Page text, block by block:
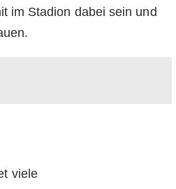
im Stadion dabei sein und
viele